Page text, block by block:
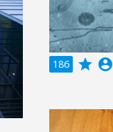
186 grade account_circle